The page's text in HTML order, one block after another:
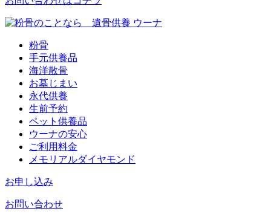
粉骨
手元供養品
海洋散骨
お墓じまい
永代供養
生前予約
ペット供養品
ウーナの安心
ご利用料金
メモリアルダイヤモンド
お申し込み
お問い合わせ